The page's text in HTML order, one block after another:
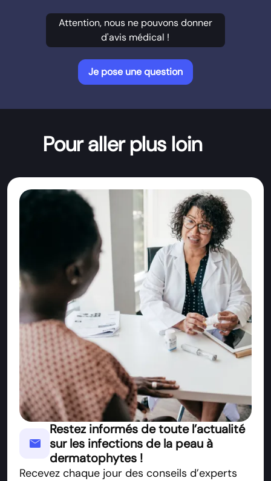
Attention, nous ne pouvons donner
d'avis médical !
Je pose une question
Pour aller plus loin
mail
Restez informés de toute l’actualité
sur les infections de la peau à
dermatophytes !
Recevez chaque jour des conseils d’experts